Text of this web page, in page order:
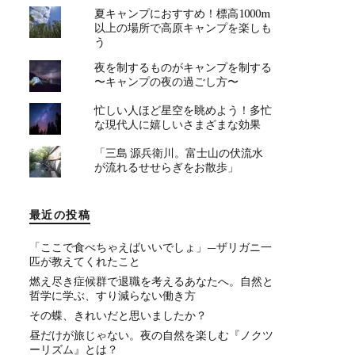
夏キャンプにおすすめ！標高1000m
以上の場所で高原キャンプを楽しも
う
夜を制するものがキャンプを制する
〜キャンプの夜の過ごし方〜
忙しい人ほど星空を眺めよう！多忙
な現代人に嬉しいさまざまな効果
「三島 源兵衛川。富士山の伏流水
が流れるせせらぎをお散歩」
最近の投稿
「ここで食べちゃえばいいでしょ」—ザリガニ一
匹が教えてくれたこと
燃え尽き症候群で退職を考えるあなたへ。自然と
哲学に学ぶ、すり減らない働き方
その蝶、きれいだと思いましたか？
昼だけが旅じゃない。夜の自然を楽しむ『ノクツ
ーリズム』とは？